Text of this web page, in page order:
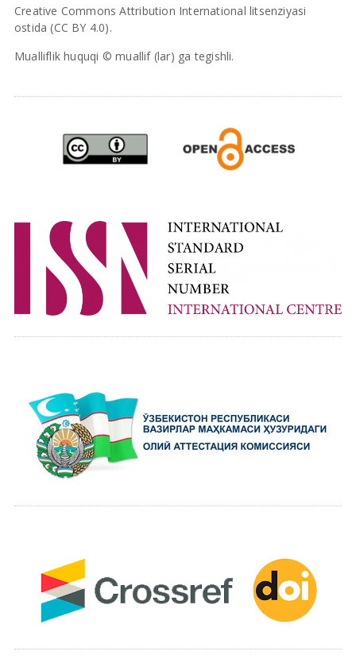
Creative Commons Attribution International litsenziyasi
ostida (CC BY 4.0).
Mualliflik huquqi © muallif (lar) ga tegishli.